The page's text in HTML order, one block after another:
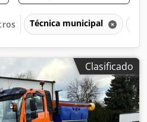
Técnica municipal
Clasificado